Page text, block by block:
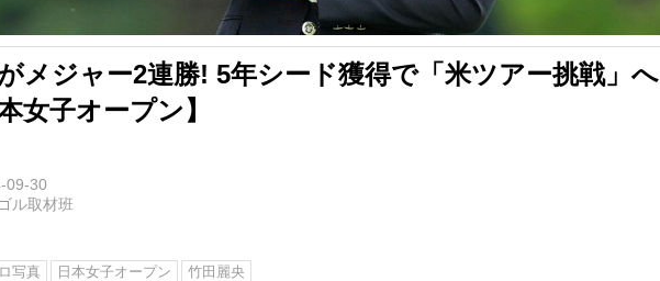
メジャー2連勝! 5年シード獲得で「米ツアー挑戦」へ
女子オープン】
09-30
ル取材班
写真 日本女子オープン 竹田麗央